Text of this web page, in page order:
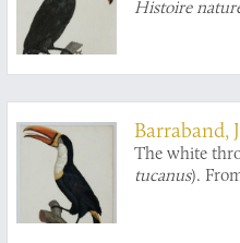
Histoire
Barraband,
The white
tucanus).